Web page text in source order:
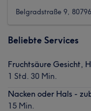
Belgradstraße 9,
Beliebte Services
Fruchtsäure Gesicht,
1 Std. 30 Min.
Nacken oder Hals -
15 Min.